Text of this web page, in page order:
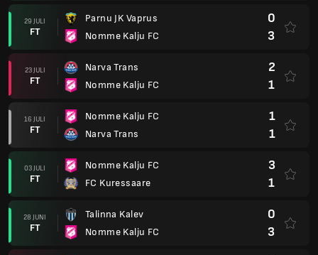
29 JULI
FT
Parnu JK Vaprus
Nomme Kalju FC
0
3
23 JULI
FT
Narva Trans
Nomme Kalju FC
2
1
16 JULI
FT
Nomme Kalju FC
Narva Trans
1
1
03 JULI
FT
Nomme Kalju FC
FC Kuressaare
3
1
28 JUNI
FT
Talinna Kalev
Nomme Kalju FC
0
3